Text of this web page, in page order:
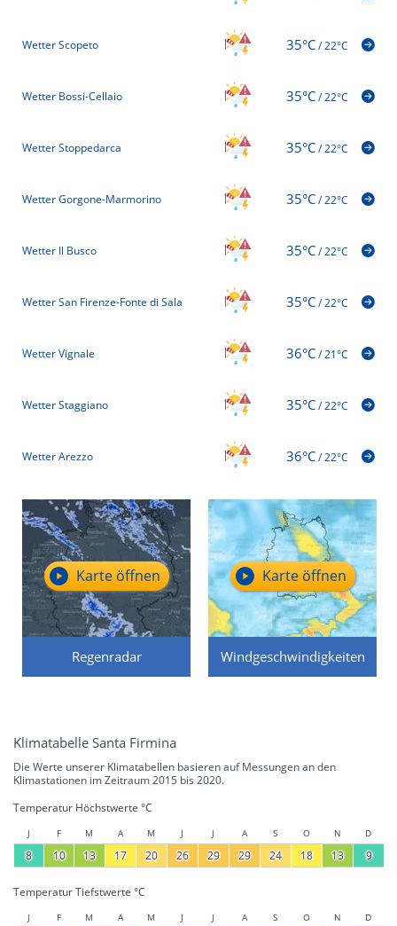
Wetter Scopeto 35°C/22°C
Wetter Bossi-Cellaio 35°C/22°C
Wetter Stoppedarca 35°C/22°C
Wetter Gorgone-Marmorino 35°C/22°C
Wetter Il Busco 35°C/22°C
Wetter San Firenze-Fonte di Sala 35°C/22°C
Wetter Vignale 36°C/21°C
Wetter Staggiano 35°C/22°C
Wetter Arezzo 36°C/22°C
Regenradar
Karte öffnen
Windgeschwindigkeiten
Karte öffnen
Klimatabelle Santa Firmina
Die Werte unserer Klimatabellen basieren auf Messungen an den
Klimastationen im Zeitraum 2015 bis 2020.
Temperatur Höchstwerte °C
J F M A M J J A S O N D
8 10 13 17 20 26 29 29 24 18 13 9
Temperatur Tiefstwerte °C
J F M A M J J A S O N D